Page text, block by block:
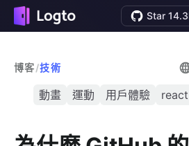
Star
博客/技術
動畫 運動 用戶體驗 react